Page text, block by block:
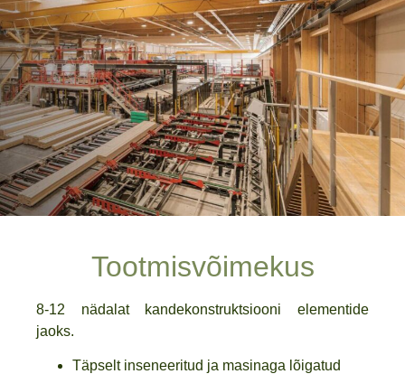
Tootmisvõimekus
8-12 nädalat kandekonstruktsiooni elementide
jaoks.
Täpselt inseneeritud ja masinaga lõigatud